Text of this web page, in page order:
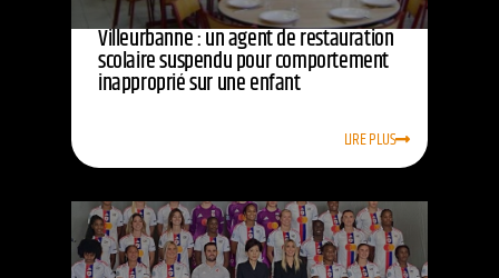
Villeurbanne : un agent de restauration
scolaire suspendu pour comportement
inapproprié sur une enfant
LIRE PLUS